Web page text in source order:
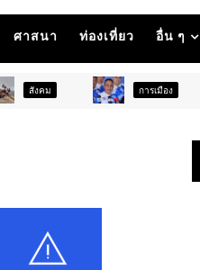
ศาสนา ท่องเที่ยว อื่น ๆ
การเมือง